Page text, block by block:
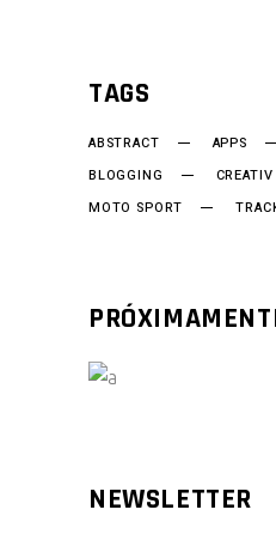
TAGS
ABSTRACT APPS
BLOGGING
CREATIV
MOTO SPORT
NEWSLETTER